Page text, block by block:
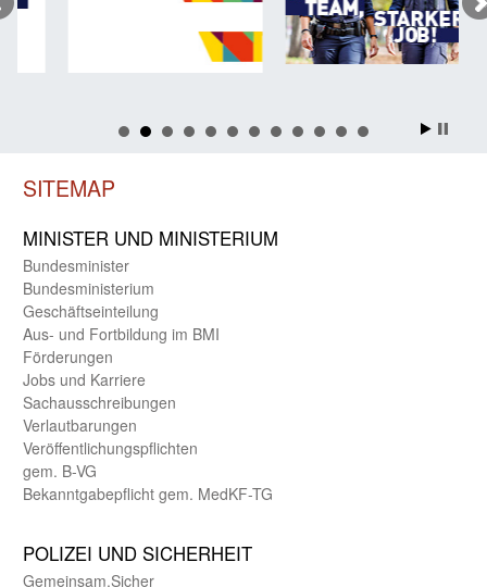
SITEMAP
MINISTER UND MINIST­ERIUM
Bundes­minister
Bundes­ministerium
Geschäfts­einteilung
Aus- und Fortbildung im BMI
Förderungen
Jobs und Karriere
Sachaus­schreibungen
Verlautbarungen
Veröffentlichungspflichten
gem. B-VG
Bekanntgabepflicht gem. MedKF-TG
POLIZEI UND SICHER­HEIT
Gemein­sam.Sicher